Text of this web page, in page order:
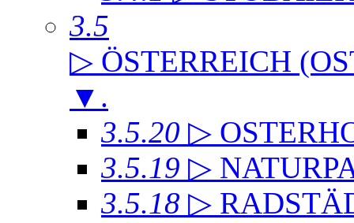
3.5
▷ ÖSTERREICH
▼ .
3.5.20 ▷
3.5.19 ▷
3.5.18 ▷